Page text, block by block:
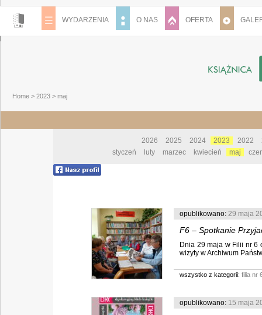
WYDARZENIA O NAS OFERTA
Home > 2023 > maj
2026 2025 2024 2023 2022
styczeń
luty marzec kwiecień maj
opublikowano: 29 maja
F6 – Spotkanie
Dnia 29 maja w Filii nr 6
wizyty w Archiwum
wszystko z kategorii: filia nr
opublikowano: 15 maja